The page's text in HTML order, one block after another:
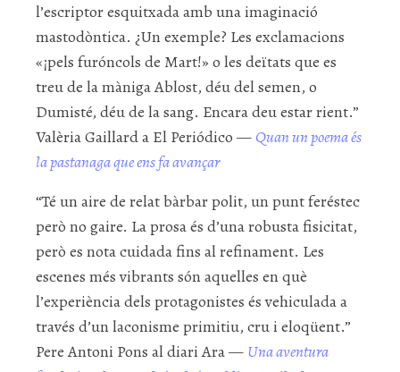
l’escriptor esquitxada amb una imaginació
mastodòntica. ¿Un exemple? Les exclamacions
«¡pels furóncols de Mart!» o les deïtats que es
treu de la màniga Ablost, déu del semen, o
Dumisté, déu de la sang. Encara deu estar rient.”
Valèria Gaillard a El Periódico — Quan un poema és
la pastanaga que ens fa avançar
“Té un aire de relat bàrbar polit, un punt feréstec
però no gaire. La prosa és d’una robusta fisicitat,
però es nota cuidada fins al refinament. Les
escenes més vibrants són aquelles en què
l’experiència dels protagonistes és vehiculada a
través d’un laconisme primitiu, cru i eloqüent.”
Pere Antoni Pons al diari Ara — Una aventura